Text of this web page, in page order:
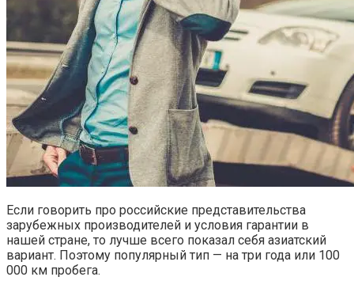
Если говорить про российские представительства
зарубежных производителей и условия гарантии в
нашей стране, то лучше всего показал себя азиатский
вариант. Поэтому популярный тип — на три года или 100
000 км пробега.